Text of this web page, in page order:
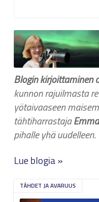
Blogin kirjoittaminen
kunnon rajuilmasta
yötaivaaseen
tähtiharrastaja
pihalle yhä uudelleen.
Lue blogia »
TÄHDET JA AVARUUS